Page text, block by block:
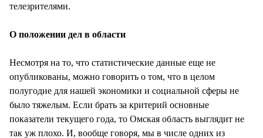
телезрителями.
О положении дел в области
Несмотря на то, что статистические данные еще не
опубликованы, можно говорить о том, что в целом
полугодие для нашей экономики и социальной сферы не
было тяжелым. Если брать за критерий основные
показатели текущего года, то Омская область выглядит не
так уж плохо. И, вообще говоря, мы в числе одних из